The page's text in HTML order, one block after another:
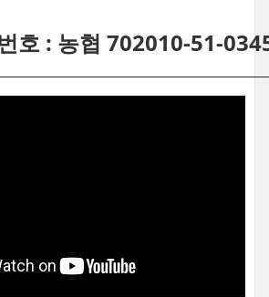
호 : 농협 702010-51-